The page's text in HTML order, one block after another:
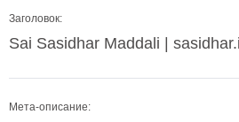
Заголовок:
Sai Sasidhar Maddali |
Мета-описание: